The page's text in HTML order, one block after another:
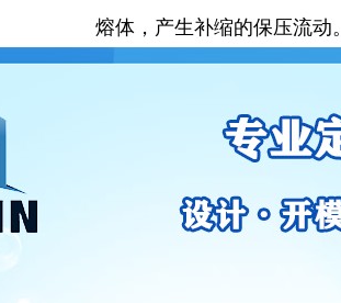
熔体，产生补缩的保压流动。